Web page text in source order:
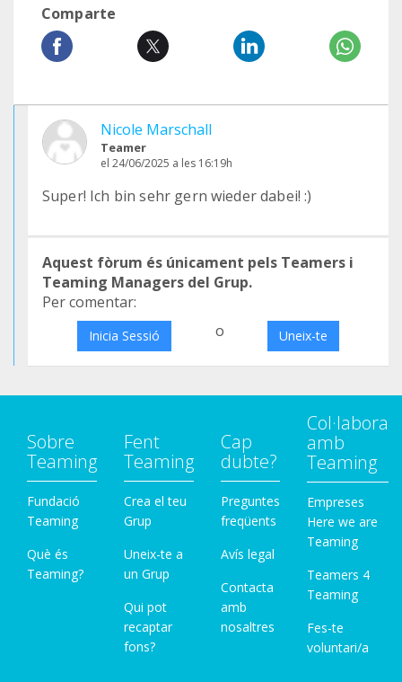
Comparte
Nicole Marschall
Teamer
el 24/06/2025 a les 16:19h
Super! Ich bin sehr gern wieder dabei! :)
Aquest fòrum és únicament pels Teamers i
Teaming Managers del Grup.
Per comentar:
Inicia Sessió o Uneix-te
Sobre
Teaming
Fundació
Teaming
Què és
Teaming?
Fent
Teaming
Crea el teu
Grup
Uneix-te a
un Grup
Qui pot
recaptar
fons?
Cap
dubte?
Preguntes
freqüents
Avís legal
Contacta
amb
nosaltres
Col·labora
amb
Teaming
Empreses
Here we are
Teaming
Teamers 4
Teaming
Fes-te
voluntari/a